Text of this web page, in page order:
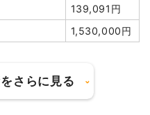
15,000円
0円
216,720円
139,091円
1,530,000円
さらに見る